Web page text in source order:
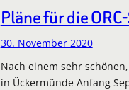
Pläne für die
30. November 2020
Nach einem sehr
in Ückermünde Anfang